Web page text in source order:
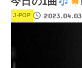
J-POP 2023.04.03